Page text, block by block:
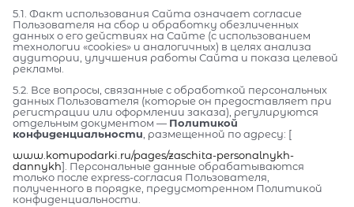
5.1. Факт использования Сайта означает согласие
Пользователя на сбор и обработку обезличенных
данных о его действиях на Сайте (с использованием
технологии «cookies» и аналогичных) в целях анализа
аудитории, улучшения работы Сайта и показа целевой
рекламы.
5.2. Все вопросы, связанные с обработкой персональных
данных Пользователя (которые он предоставляет при
регистрации или оформлении заказа), регулируются
отдельным документом — Политикой
конфиденциальности , размещенной по адресу: [
www.komupodarki.ru/pages/zaschita-personalnykh-
dannykh]. Персональные данные обрабатываются
только после express-согласия Пользователя,
полученного в порядке, предусмотренном Политикой
конфиденциальности.